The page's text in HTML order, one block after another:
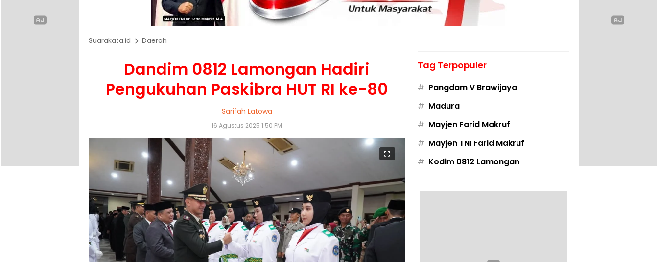
Suarakata.id Daerah
Dandim 0812 Lamongan Hadiri
Pengukuhan Paskibra HUT RI ke-80
Sarifah Latowa
16 Agustus 2025 1:50 PM
Tag Terpopuler
# Pangdam V Brawijaya
# Madura
# Mayjen Farid Makruf
# Mayjen TNI Farid Makruf
# Kodim 0812 Lamongan